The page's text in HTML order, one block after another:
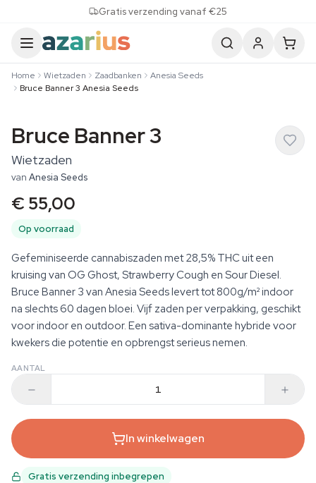
Gratis verzending vanaf €25
Home Wietzaden Zaadbanken
Anesia Seeds
Bruce Banner 3 Anesia Seeds
Bruce Banner 3
Wietzaden
van Anesia Seeds
€ 55,00
Op voorraad
Gefeminiseerde cannabiszaden met 28,5% THC uit een
kruising van OG Ghost, Strawberry Cough en Sour Diesel.
Bruce Banner 3 van Anesia Seeds levert tot 800g/m² indoor
na slechts 60 dagen bloei. Vijf zaden per verpakking, geschikt
voor indoor en outdoor. Een sativa-dominante hybride voor
kwekers die potentie en opbrengst serieus nemen.
AANTAL
In winkelwagen
Gratis verzending inbegrepen